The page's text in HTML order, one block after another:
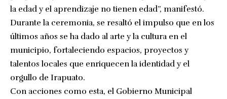
la edad y el aprendizaje no tienen edad”, manifestó.
Durante la ceremonia, se resaltó el impulso que en los
últimos años se ha dado al arte y la cultura en el
municipio, fortaleciendo espacios, proyectos y
talentos locales que enriquecen la identidad y el
orgullo de Irapuato.
Con acciones como esta, el Gobierno Municipal